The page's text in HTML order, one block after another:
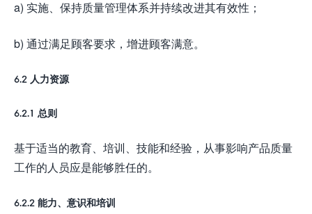
a) 实施、保持质量管理体系并持续改进其有效性；
b) 通过满足顾客要求，增进顾客满意。
6.2 人力资源
6.2.1 总则
基于适当的教育、培训、技能和经验，从事影响产品质量
工作的人员应是能够胜任的。
6.2.2 能力、意识和培训